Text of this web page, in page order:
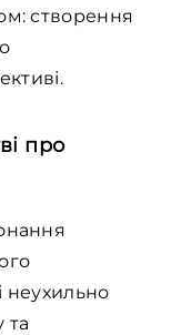
створення
про
неухильно
та